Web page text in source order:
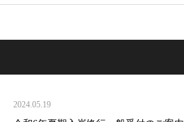
2024.05.19